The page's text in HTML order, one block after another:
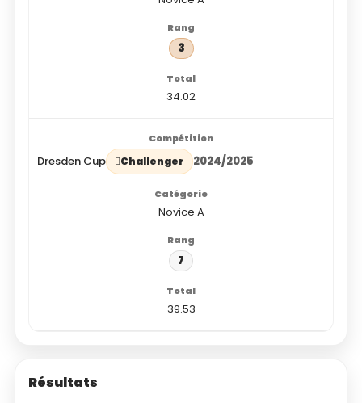
3
34.02
Dresden Cup Challenger 2024/2025
Novice A
7
39.53
Résultats